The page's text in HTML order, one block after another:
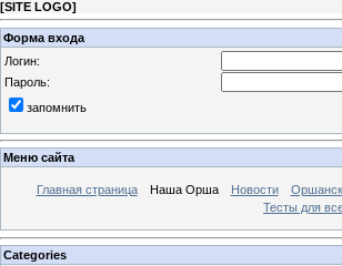
[SITE LOGO]
Форма входа
Логин:
Пароль:
запомнить
Меню сайта
Главная страница Наша Орша Новости
Тесты для
Categories